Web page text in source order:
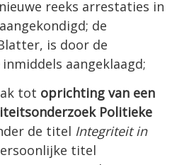
reeks arrestaties in
de
is door de
aangeklaagd;
tot oprichting van een
Politieke
de titel Integriteit in
titel